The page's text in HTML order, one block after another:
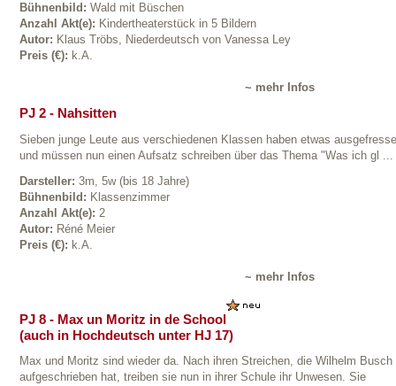
Bühnenbild: Wald mit Büschen
Anzahl Akt(e): Kindertheaterstück in 5 Bildern
Autor: Klaus Tröbs, Niederdeutsch von Vanessa Ley
Preis (€): k.A.
~ mehr Infos
PJ 2 - Nahsitten
Sieben junge Leute aus verschiedenen Klassen haben etwas
und müssen nun einen Aufsatz schreiben über das Thema "Was ich gl ...
Darsteller: 3m, 5w (bis 18 Jahre)
Bühnenbild: Klassenzimmer
Anzahl Akt(e): 2
Autor: Réné Meier
Preis (€): k.A.
~ mehr Infos
PJ 8 - Max un Moritz in de School
(auch in Hochdeutsch unter HJ 17)
Max und Moritz sind wieder da. Nach ihren Streichen, die Wilhelm Busch
aufgeschrieben hat, treiben sie nun in ihrer Schule ihr Unwesen. Sie